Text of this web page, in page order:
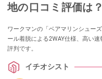
地の口コミ評価は？
ワークマンの「ベアマリンシュー
ール着脱による2WAY仕様、高い
評判です。
イチオシスト